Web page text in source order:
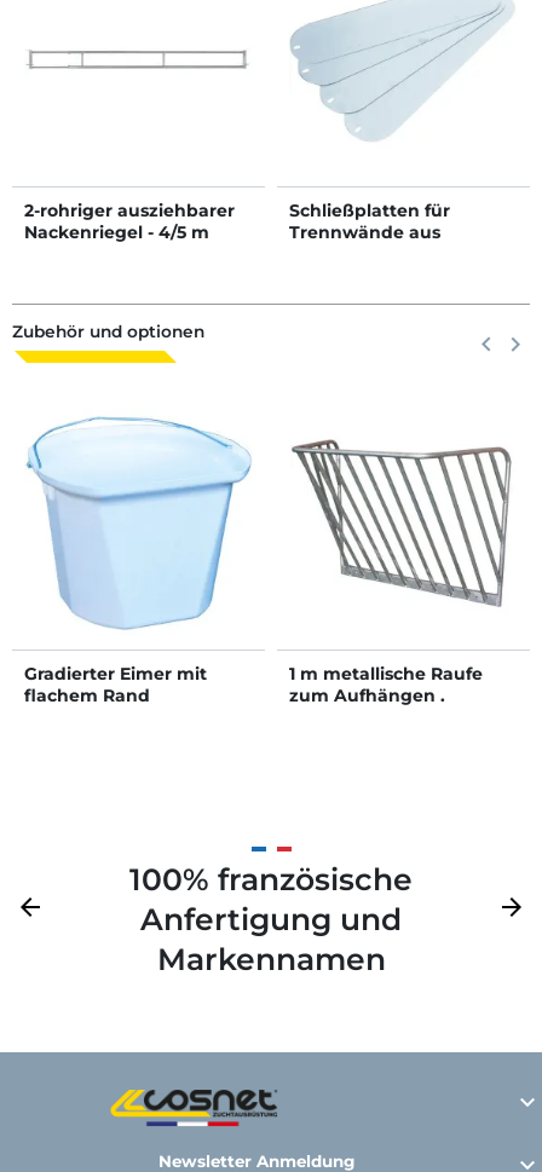
2-rohriger ausziehbarer
Nackenriegel - 4/5 m
Schließplatten für
Trennwände aus
Zubehör und optionen Zurück
keyboard_arrow_left keyboard_arrow_right
Gradierter Eimer mit
flachem Rand
1 m metallische Raufe
zum Aufhängen .
Zurück
arrow_back
100% französische
Anfertigung und
Markennamen
Weiter
arrow_forward

Newsletter Anmeldung